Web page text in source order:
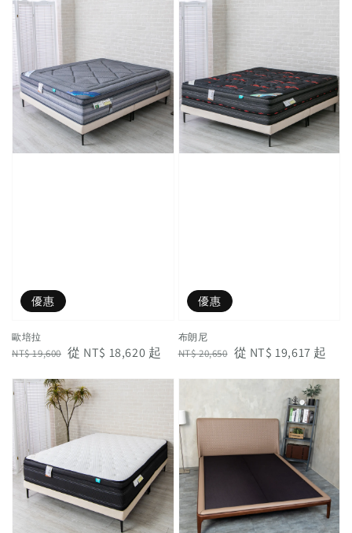
優惠
歐培拉
Regular
NT$ 19,600 Sale
從 NT$ 18,620 起
優惠
布朗尼
Regular
NT$ 20,650 Sale
從 NT$ 19,617 起